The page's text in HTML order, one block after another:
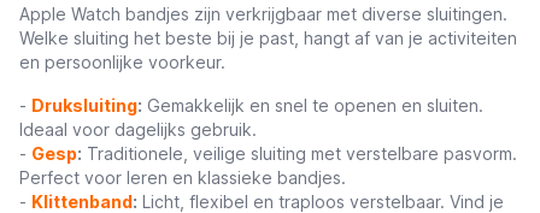
Apple Watch bandjes zijn verkrijgbaar met diverse sluitingen.
Welke sluiting het beste bij je past, hangt af van je activiteiten
en persoonlijke voorkeur.
- Druksluiting: Gemakkelijk en snel te openen en sluiten.
Ideaal voor dagelijks gebruik.
- Gesp: Traditionele, veilige sluiting met verstelbare pasvorm.
Perfect voor leren en klassieke bandjes.
- Klittenband: Licht, flexibel en traploos verstelbaar. Vind je